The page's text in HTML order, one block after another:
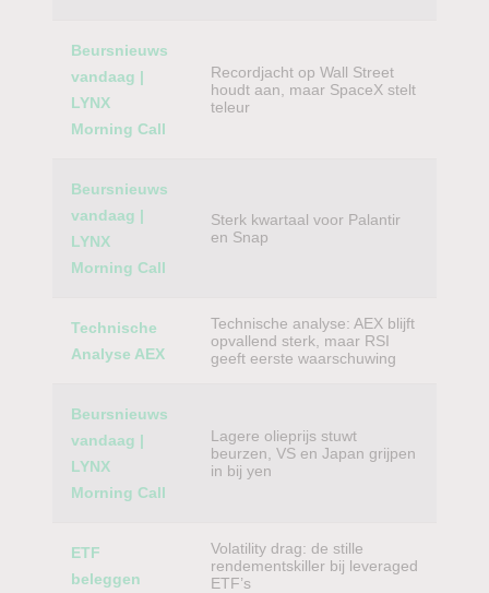
Beursnieuws
vandaag |
LYNX
Morning Call
Recordjacht op Wall Street
houdt aan, maar SpaceX stelt
teleur
Beursnieuws
vandaag |
LYNX
Morning Call
Sterk kwartaal voor Palantir
en Snap
Technische
Analyse AEX
Technische analyse: AEX blijft
opvallend sterk, maar RSI
geeft eerste waarschuwing
Beursnieuws
vandaag |
LYNX
Morning Call
Lagere olieprijs stuwt
beurzen, VS en Japan grijpen
in bij yen
ETF
beleggen
Volatility drag: de stille
rendementskiller bij leveraged
ETF’s